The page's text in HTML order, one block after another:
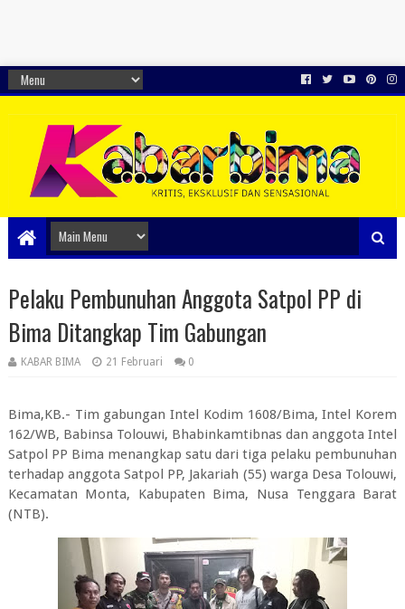
Pelaku Pembunuhan Anggota Satpol PP di
Bima Ditangkap Tim Gabungan
KABAR BIMA 21 Februari 0
Bima,KB.- Tim gabungan Intel Kodim 1608/Bima, Intel Korem
162/WB, Babinsa Tolouwi, Bhabinkamtibnas dan anggota Intel
Satpol PP Bima menangkap satu dari tiga pelaku pembunuhan
terhadap anggota Satpol PP, Jakariah (55) warga Desa Tolouwi,
Kecamatan Monta, Kabupaten Bima, Nusa Tenggara Barat
(NTB).